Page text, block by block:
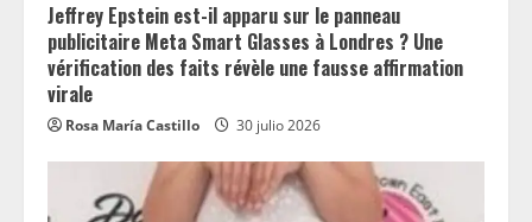
Jeffrey Epstein est-il apparu sur le panneau
publicitaire Meta Smart Glasses à Londres ? Une
vérification des faits révèle une fausse affirmation
virale
Rosa María Castillo 30 julio 2026